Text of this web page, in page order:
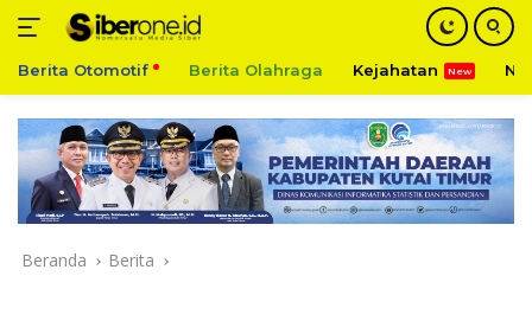
konten
Berita Otomotif Berita Olahraga Kejahatan
Beranda Berita